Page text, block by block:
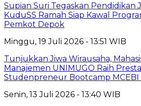
Supian Suri Tegaskan Pendidikan
KuduSS Ramah Siap Kawal
Pemkot Depok
Minggu, 19 Juli 2026 - 13:51 WIB
Tunjukkan Jiwa Wirausaha,
Manajemen UNIMUGO Raih
Studenpreneur Bootcamp MCEBI
Senin, 13 Juli 2026 - 13:40 WIB